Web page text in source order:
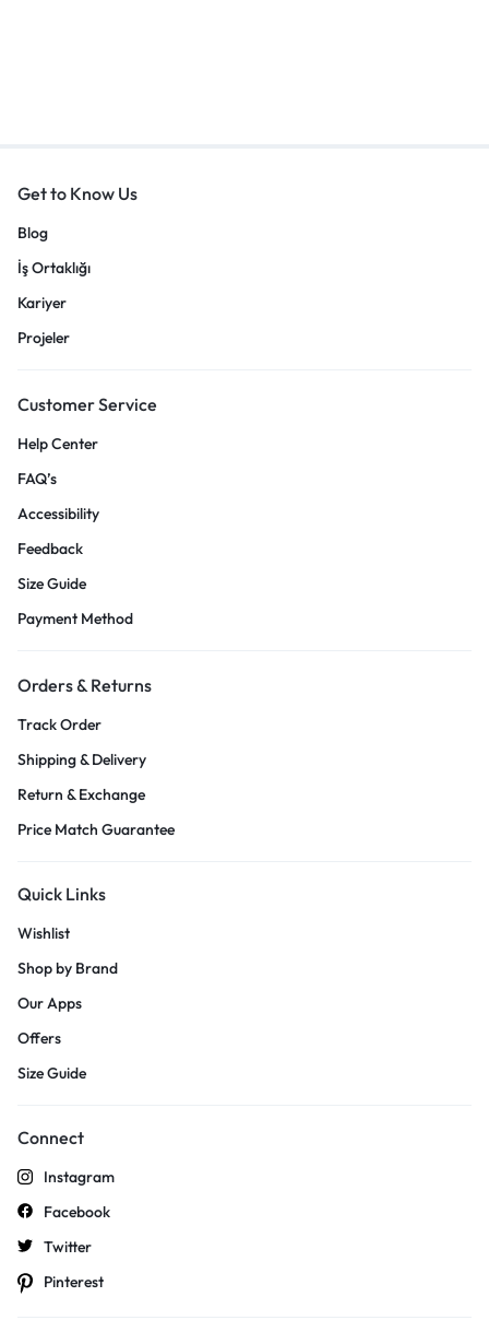
Get to Know Us
Blog
İş Ortaklığı
Kariyer
Projeler
Customer Service
Help Center
FAQ’s
Accessibility
Feedback
Size Guide
Payment Method
Orders & Returns
Track Order
Shipping & Delivery
Return & Exchange
Price Match Guarantee
Quick Links
Wishlist
Shop by Brand
Our Apps
Offers
Size Guide
Connect
Instagram
Facebook
Twitter
Pinterest